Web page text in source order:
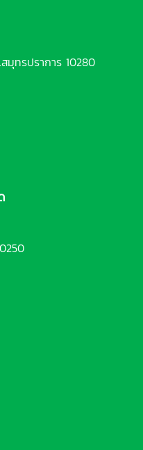
มุทรปราการ 10280